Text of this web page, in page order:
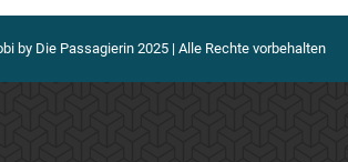
by Die Passagierin 2025 | Alle Rechte vorbehalten